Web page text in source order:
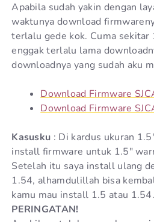
Apabila sudah yakin dengan
waktunya download
terlalu gede kok. Cuma sekitar
enggak terlalu lama
downloadnya yang sudah aku
Download Firmware
Download Firmware
Kasusku : Di kardus ukuran
install firmware untuk 1.5″
Setelah itu saya install ulang
1.54, alhamdulillah bisa
kamu mau install 1.5 atau 1.54.
PERINGATAN!